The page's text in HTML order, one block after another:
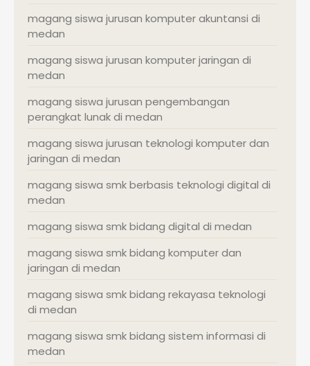
magang siswa jurusan komputer akuntansi di
medan
magang siswa jurusan komputer jaringan di
medan
magang siswa jurusan pengembangan
perangkat lunak di medan
magang siswa jurusan teknologi komputer dan
jaringan di medan
magang siswa smk berbasis teknologi digital di
medan
magang siswa smk bidang digital di medan
magang siswa smk bidang komputer dan
jaringan di medan
magang siswa smk bidang rekayasa teknologi
di medan
magang siswa smk bidang sistem informasi di
medan